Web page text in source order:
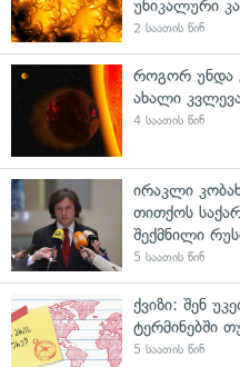
უნიკალური
2 საათის წინ
როგორ უნდა
ახალი
4 საათის წინ
ირაკლი
თითქოს
შექმნილი
5 საათის წინ
ქვიზი: შენ
ტერმინებში
5 საათის წინ